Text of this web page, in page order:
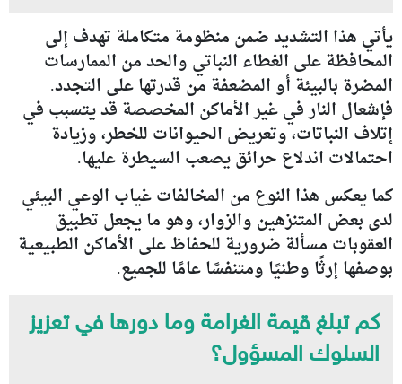
يأتي هذا التشديد ضمن منظومة متكاملة تهدف إلى
المحافظة على الغطاء النباتي والحد من الممارسات
المضرة بالبيئة أو المضعفة من قدرتها على التجدد.
فإشعال النار في غير الأماكن المخصصة قد يتسبب في
إتلاف النباتات، وتعريض الحيوانات للخطر، وزيادة
احتمالات اندلاع حرائق يصعب السيطرة عليها.
كما يعكس هذا النوع من المخالفات غياب الوعي البيئي
لدى بعض المتنزهين والزوار، وهو ما يجعل تطبيق
العقوبات مسألة ضرورية للحفاظ على الأماكن الطبيعية
بوصفها إرثًا وطنيًا ومتنفسًا عامًا للجميع.
كم تبلغ قيمة الغرامة وما دورها في تعزيز
السلوك المسؤول؟